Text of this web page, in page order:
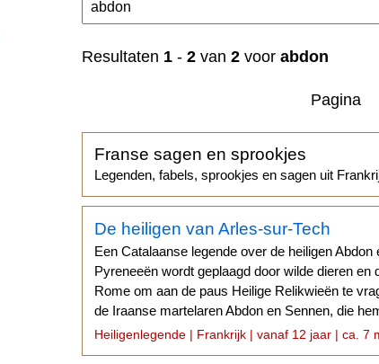
Resultaten 1 - 2 van 2 voor abdon
Pagina
Franse sagen en sprookjes
Legenden, fabels, sprookjes en sagen uit
De heiligen van Arles-sur-Tech
Een Catalaanse legende over de heiligen
Pyreneeën wordt geplaagd door wilde dieren en
Rome om aan de paus Heilige Relikwieën te
de Iraanse martelaren Abdon en Sennen, die
begraven liggen.
Heiligenlegende | Frankrijk | vanaf 12 jaar | ca. 7